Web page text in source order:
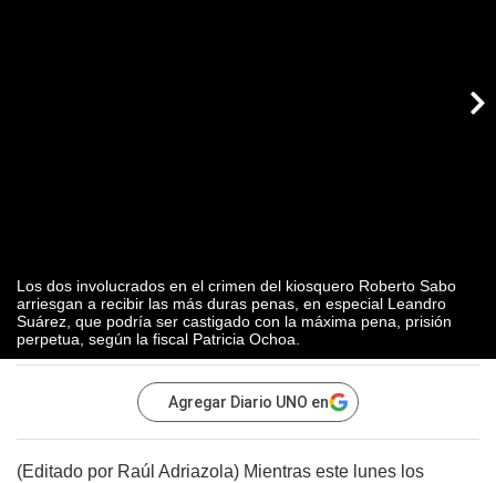
Los dos involucrados en el crimen del kiosquero Roberto Sabo
arriesgan a recibir las más duras penas, en especial Leandro
Suárez, que podría ser castigado con la máxima pena, prisión
perpetua, según la fiscal Patricia Ochoa.
Agregar Diario UNO en
(Editado por Raúl Adriazola) Mientras este lunes los